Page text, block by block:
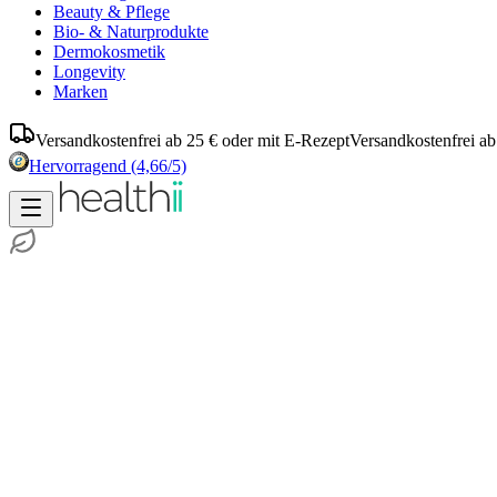
Beauty & Pflege
Bio- & Naturprodukte
Dermokosmetik
Longevity
Marken
Versandkostenfrei ab 25 € oder mit E-RezeptVersandkostenfrei
Hervorragend (4,66/5)